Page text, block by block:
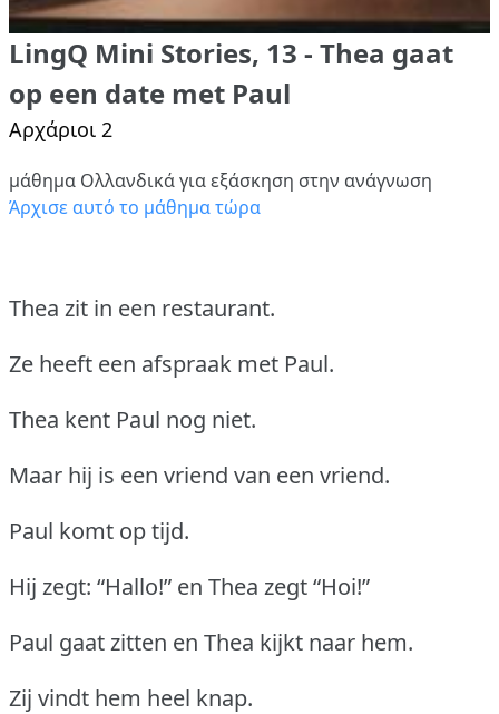
LingQ Mini Stories, 13 - Thea gaat
op een date met Paul
Αρχάριοι 2
μάθημα Ολλανδικά για εξάσκηση στην ανάγνωση
Άρχισε αυτό το μάθημα τώρα
Thea zit in een restaurant.
Ze heeft een afspraak met Paul.
Thea kent Paul nog niet.
Maar hij is een vriend van een vriend.
Paul komt op tijd.
Hij zegt: “Hallo!” en Thea zegt “Hoi!”
Paul gaat zitten en Thea kijkt naar hem.
Zij vindt hem heel knap.